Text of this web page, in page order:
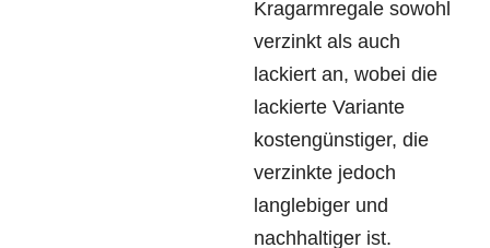
Kragarmregale sowohl
verzinkt als auch
lackiert an, wobei die
lackierte Variante
kostengünstiger, die
verzinkte jedoch
langlebiger und
nachhaltiger ist.